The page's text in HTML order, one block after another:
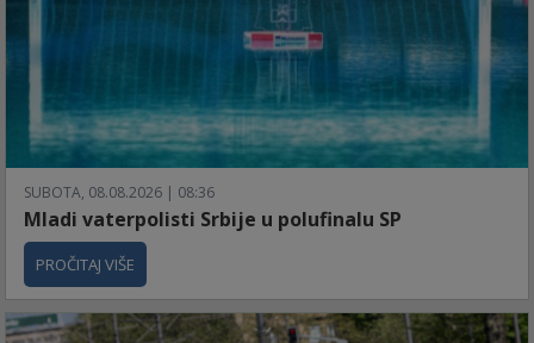
SUBOTA, 08.08.2026 | 08:36
Mladi vaterpolisti Srbije u polufinalu SP
PROČITAJ VIŠE